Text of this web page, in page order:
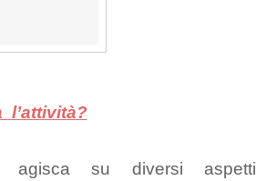
l’attività?
agisca su diversi aspetti